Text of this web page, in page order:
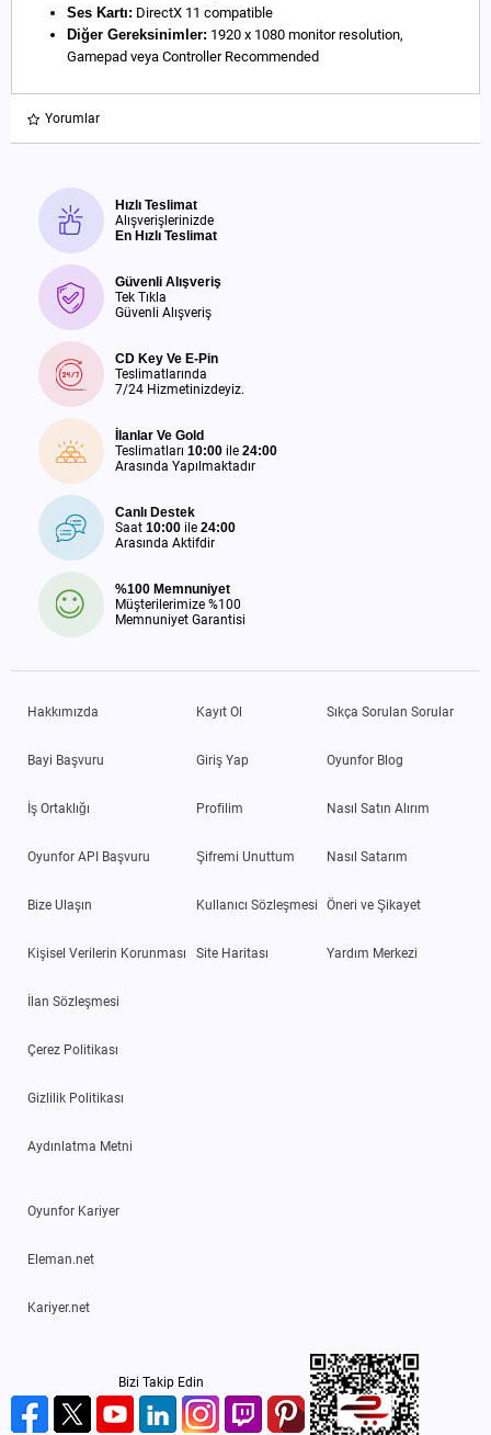
Ses Kartı: DirectX 11 compatible
Diğer Gereksinimler: 1920 x 1080 monitor resolution,
Gamepad veya Controller Recommended
Yorumlar
Hızlı Teslimat
Alışverişlerinizde
En Hızlı Teslimat
Güvenli Alışveriş
Tek Tıkla
Güvenli Alışveriş
CD Key Ve E-Pin
Teslimatlarında
7/24 Hizmetinizdeyiz.
İlanlar Ve Gold
Teslimatları 10:00 ile 24:00
Arasında Yapılmaktadır
Canlı Destek
Saat 10:00 ile 24:00
Arasında Aktifdir
%100 Memnuniyet
Müşterilerimize %100
Memnuniyet Garantisi
Hakkımızda
Bayi Başvuru
İş Ortaklığı
Oyunfor API Başvuru
Bize Ulaşın
Kişisel Verilerin Korunması
İlan Sözleşmesi
Çerez Politikası
Gizlilik Politikası
Aydınlatma Metni
Kayıt Ol
Giriş Yap
Profilim
Şifremi Unuttum
Kullanıcı Sözleşmesi
Site Haritası
Sıkça Sorulan Sorular
Oyunfor Blog
Nasıl Satın Alırım
Nasıl Satarım
Öneri ve Şikayet
Yardım Merkezi
Oyunfor Kariyer
Eleman.net
Kariyer.net
Bizi Takip Edin